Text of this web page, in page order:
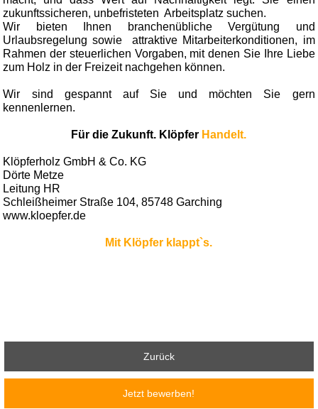
zukunftssicheren, unbefristeten Arbeitsplatz suchen.
Wir bieten Ihnen branchenübliche Vergütung und
Urlaubsregelung sowie attraktive Mitarbeiterkonditionen, im
Rahmen der steuerlichen Vorgaben, mit denen Sie Ihre Liebe
zum Holz in der Freizeit nachgehen können.
Wir sind gespannt auf Sie und möchten Sie gern
kennenlernen.
Für die Zukunft. Klöpfer Handelt.
Klöpferholz GmbH & Co. KG
Dörte Metze
Leitung HR
Schleißheimer Straße 104, 85748 Garching
www.kloepfer.de
Mit Klöpfer klappt`s.
Zurück
Jetzt bewerben!